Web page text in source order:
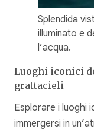
Splendida
illuminato e
l’acqua.
Luoghi iconici
grattacieli
Esplorare i luoghi
immergersi in